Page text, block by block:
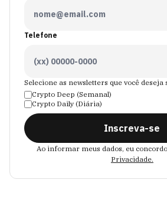
Telefone
Selecione as newsletters que você
Crypto Deep (Semanal)
Crypto Daily (Diária)
Inscreva-se
Ao informar meus dados, eu
Privacidade.